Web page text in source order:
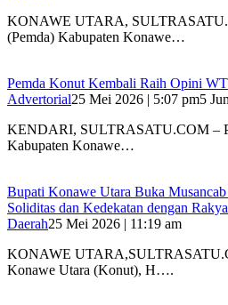
KONAWE UTARA,
(Pemda) Kabupaten Konawe…
Pemda Konut Kembali Raih Opini
Advertorial25 Mei 2026 | 5:07 pm5
KENDARI, SULTRASATU.COM –
Kabupaten Konawe…
Bupati Konawe Utara Buka
Soliditas dan Kedekatan dengan
Daerah25 Mei 2026 | 11:19 am
KONAWE
Konawe Utara (Konut), H….